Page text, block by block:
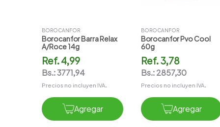
BOROCANFOR
Borocanfor Barra Relax
A/roce 14g
Ref.4,99
Bs.:3771,94
Precios no incluyen IVA.
Agregar
BOROCANFOR
Borocanfor Pvo Cool
60g
Ref.3,78
Bs.: 2857,30
Precios no incluyen IVA.
Agregar